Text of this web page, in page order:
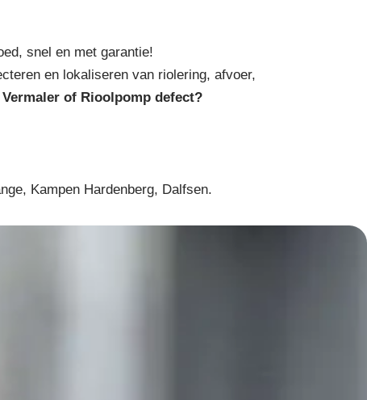
snel en met garantie!
en lokaliseren van riolering, afvoer,
of Rioolpomp defect?
Kampen Hardenberg, Dalfsen.